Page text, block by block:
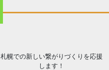
札幌での新しい繋がりづくりを応援
します！